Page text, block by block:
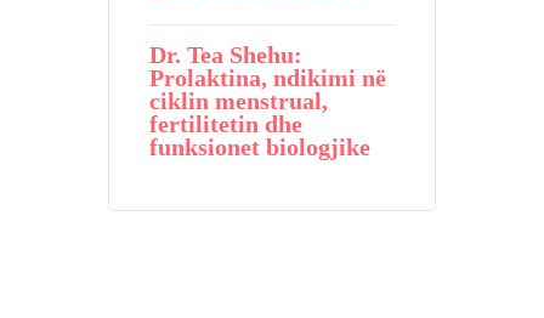
Dr. Tea Shehu:
Prolaktina, ndikimi në
ciklin menstrual,
fertilitetin dhe
funksionet biologjike